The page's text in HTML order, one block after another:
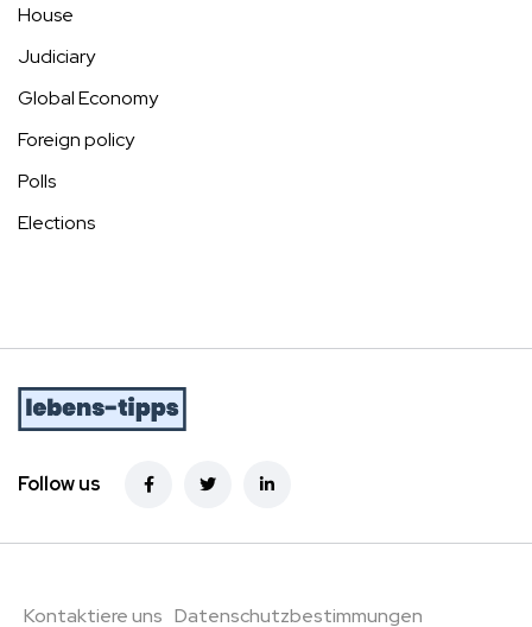
House
Judiciary
Global Economy
Foreign policy
Polls
Elections
Follow us
Kontaktiere uns Datenschutzbestimmungen